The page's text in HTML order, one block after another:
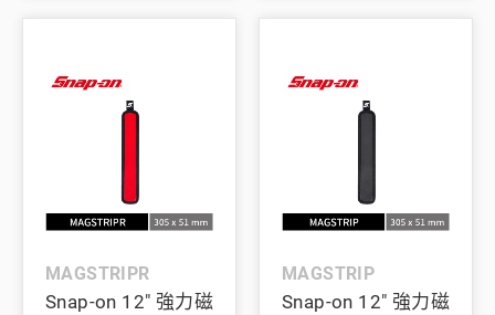
MAGSTRIPR
Snap-on 12" 強力磁
MAGSTRIP
Snap-on 12" 強力磁